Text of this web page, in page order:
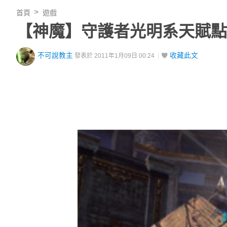
首頁 遊戲
【神魔】守護者光明系天賦
不可說教主 發表於 2011年1月09日 00:24 收藏此文